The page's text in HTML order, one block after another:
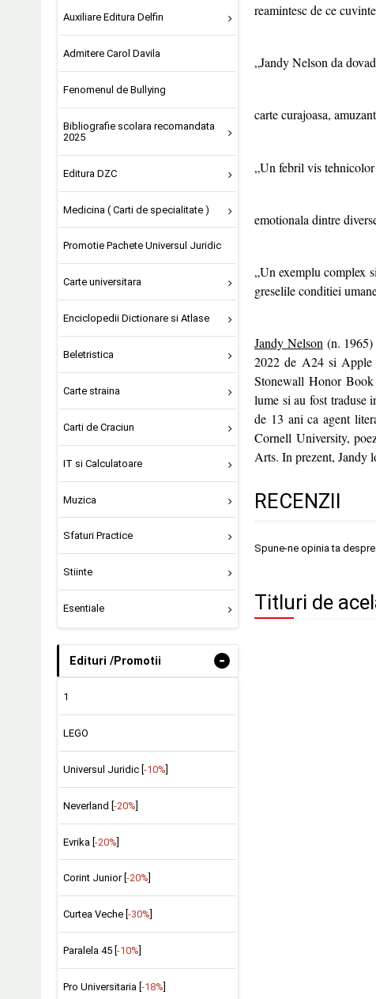
Auxiliare Editura Delfin
Admitere Carol Davila
Fenomenul de Bullying
Bibliografie scolara recomandata
2025
Editura DZC
Medicina ( Carti de specialitate )
Promotie Pachete Universul Juridic
Carte universitara
Enciclopedii Dictionare si Atlase
Beletristica
Carte straina
Carti de Craciun
IT si Calculatoare
Muzica
Sfaturi Practice
Stiinte
Esentiale
Edituri /Promotii -
1
LEGO
Universul Juridic [ -10%
Neverland [-20%]
Evrika [-20%]
Corint Junior [ -20%
Curtea Veche [ -30%
Paralela 45 [ -10%
Pro Universitaria [ -18%
reamintesc de ce
„Jandy Nelson da
carte curajoasa,
„Un febril vis
emotionala dintre
„Un exemplu complex
greselile conditiei
Jandy Nelson (n. 1965)
2022 de A24 si
Stonewall Honor Book
lume si au fost traduse
de 13 ani ca agent
Cornell University,
Arts. In prezent, Jandy
RECENZII
Spune-ne opinia ta
Titluri de